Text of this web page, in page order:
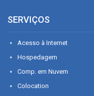
SERVIÇOS
Acesso à Internet
Hospedagem
Comp. em Nuvem
Colocation